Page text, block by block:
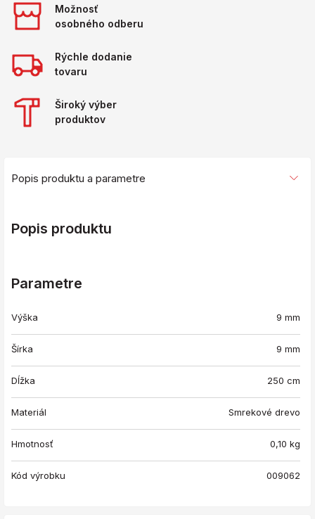
Možnosť
osobného odberu
Rýchle dodanie
tovaru
Široký výber
produktov
Popis produktu a parametre
Popis produktu
Parametre
Výška 9 mm
Šírka 9 mm
Dĺžka 250 cm
Materiál Smrekové drevo
Hmotnosť 0,10 kg
Kód výrobku 009062